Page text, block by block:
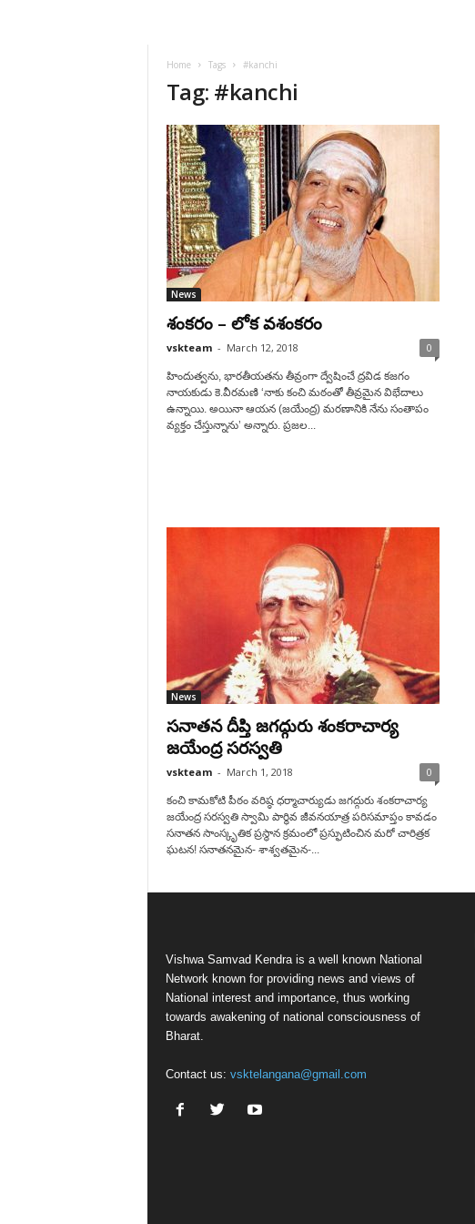
Home Tags #kanchi
Tag: #kanchi
News
శంకరం – లోక వశంకరం
vskteam - March 12, 2018 0
హిందుత్వను, భారతీయతను తీవ్రంగా ద్వేషించే ద్రవిడ కజగం
నాయకుడు కె.వీరమణి ‘నాకు కంచి మఠంతో తీవ్రమైన విభేదాలు
ఉన్నాయి. అయినా ఆయన (జయేంద్ర) మరణానికి నేను సంతాపం
వ్యక్తం చేస్తున్నాను’ అన్నారు. ప్రజల...
News
సనాతన దీప్తి జగద్గురు శంకరాచార్య
జయేంద్ర సరస్వతి
vskteam - March 1, 2018 0
కంచి కామకోటి పీఠం వరిష్ఠ ధర్మాచార్యుడు జగద్గురు శంకరాచార్య
జయేంద్ర సరస్వతి స్వామి పార్థివ జీవనయాత్ర పరిసమాప్తం కావడం
సనాతన సాంస్కృతిక ప్రస్థాన క్రమంలో ప్రస్ఫుటించిన మరో చారిత్రక
ఘటన! సనాతనమైన- శాశ్వతమైన-...
Vishwa Samvad Kendra is a well known National
Network known for providing news and views of
National interest and importance, thus working
towards awakening of national consciousness of
Bharat.
Contact us: vsktelangana@gmail.com